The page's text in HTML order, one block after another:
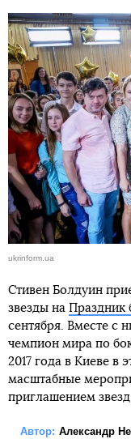
ukrinform.ua
Стивен Болдуин
звезды на Праздник
сентября. Вместе с
чемпион мира по
2017 года в Киеве в
масштабные
приглашением
Автор: Александр